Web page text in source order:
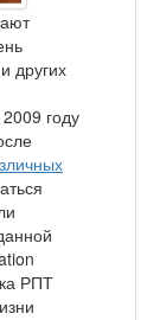
других
году
РПТ